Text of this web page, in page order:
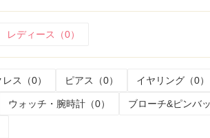
レディース（0）
ス（0） ピアス（0） イヤリング（0）
ウォッチ・腕時計（0） ブローチ&ピンバ